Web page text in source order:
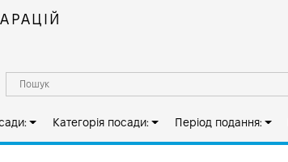
Категорія посади: Період подання: